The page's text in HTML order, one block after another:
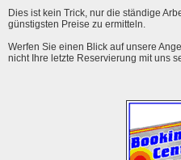
Dies ist kein Trick, nur die ständige
günstigsten Preise zu ermitteln.
Werfen Sie einen Blick auf unsere
nicht Ihre letzte Reservierung mit uns